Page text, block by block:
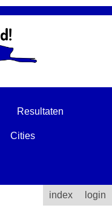
Resultaten
Cities
index login